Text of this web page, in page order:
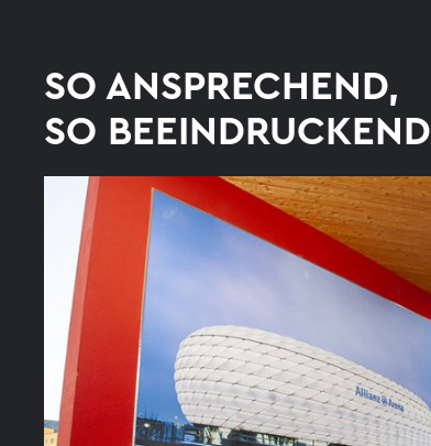
SO ANSPRECHEND,
SO BEEINDRUCKEND